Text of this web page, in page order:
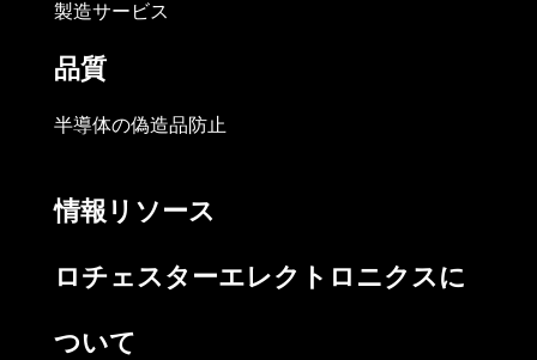
製造サービス
品質
半導体の偽造品防止
情報リソース
ロチェスターエレクトロニクスに
ついて